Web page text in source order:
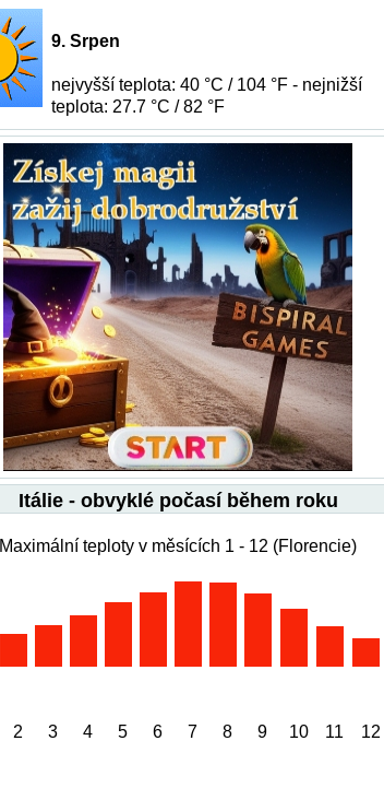
9. Srpen
nejvyšší teplota: 40 °C / 104 °F - nejnižší
teplota: 27.7 °C / 82 °F
Itálie - obvyklé počasí během roku
Maximální teploty v měsících 1 - 12 (Florencie)
2 3 4 5 6 7 8 9 10 11 12